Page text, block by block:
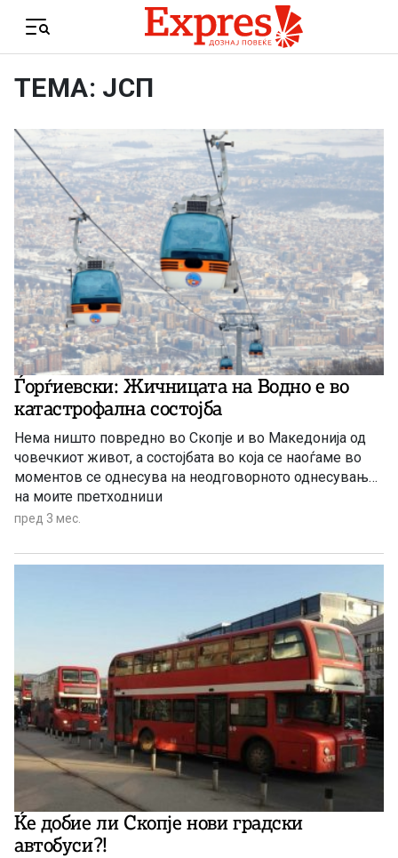
Menu
ТЕМА: ЈСП
Ѓорѓиевски: Жичницата на Водно е во
катастрофална состојба
Нема ништо повредно во Скопје и во Македонија од
човечкиот живот, а состојбата во која се наоѓаме во
моментов се однесува на неодговорното однесување
на моите претходници
пред 3 мес.
Ќе добие ли Скопје нови градски
автобуси?!